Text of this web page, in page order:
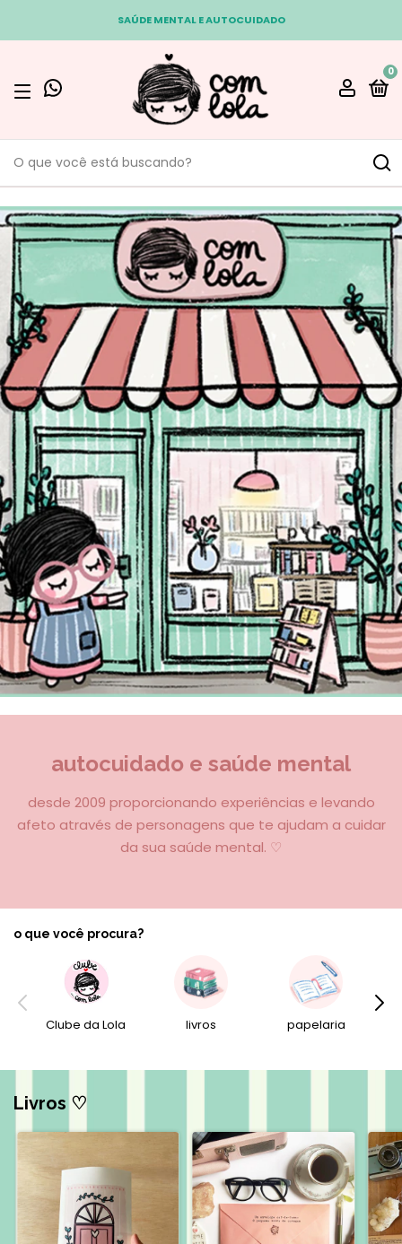
SAÚDE MENTAL E AUTOCUIDADO
0
autocuidado e saúde mental
desde 2009 proporcionando experiências e levando
afeto através de personagens que te ajudam a cuidar
da sua saúde mental. ♡
o que você procura?
Clube da Lola livros papelaria
Livros ♡